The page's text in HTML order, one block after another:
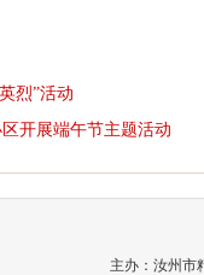
烈”活动
开展端午节主题活动
主办：汝州市